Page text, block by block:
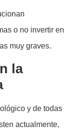
o no invertir en
muy graves.
la
y de todas
actualmente,